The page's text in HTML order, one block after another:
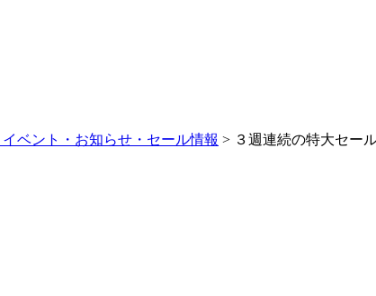
イベント・お知らせ・セール情報 > ３週連続の特大セー